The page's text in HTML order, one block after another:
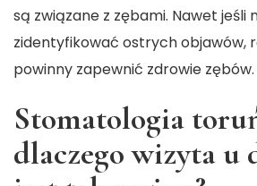
są związane z zębami. Nawet jeśli
zidentyfikować ostrych objawów,
powinny zapewnić zdrowie zębów.
Stomatologia
dlaczego wizyta u